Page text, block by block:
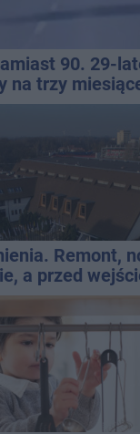
90. 29-
na trzy
Remont,
a przed